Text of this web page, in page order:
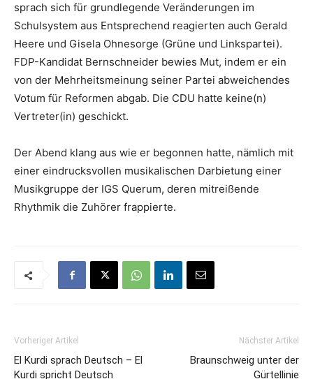
sprach sich für grundlegende Veränderungen im
Schulsystem aus Entsprechend reagierten auch Gerald
Heere und Gisela Ohnesorge (Grüne und Linkspartei).
FDP-Kandidat Bernschneider bewies Mut, indem er ein
von der Mehrheitsmeinung seiner Partei abweichendes
Votum für Reformen abgab. Die CDU hatte keine(n)
Vertreter(in) geschickt.
Der Abend klang aus wie er begonnen hatte, nämlich mit
einer eindrucksvollen musikalischen Darbietung einer
Musikgruppe der IGS Querum, deren mitreißende
Rhythmik die Zuhörer frappierte.
Vorheriger Artikel
El Kurdi sprach Deutsch – El
Kurdi spricht Deutsch
Nächster Artikel
Braunschweig unter der
Gürtellinie